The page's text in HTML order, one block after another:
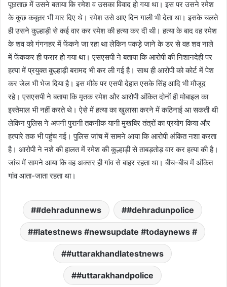
पूछताछ में उसने बताया कि रमेश व उसका विवाद हो गया था। इस पर उसने रमेश
के कुछ कबूतर भी मार दिए थे। रमेश उसे आए दिन गाली भी देता था। इसके चलते
ही उसने कुल्हाड़ी से कई वार कर रमेश की हत्या कर दी थी। हत्या के बाद वह रमेश
के शव को गंगनहर में फेंकने जा रहा था लेकिन पकड़े जाने के डर से वह शव नाले
में फेंककर ही फरार हो गया था। एसएसपी ने बताया कि आरोपी की निशानदेही पर
हत्या में प्रयुक्त कुल्हाड़ी बरामद भी कर ली गई है। साथ ही आरोपी को कोर्ट में पेश
कर जेल भी भेज दिया है। इस मौके पर एसपी देहात एसके सिंह आदि भी मौजूद
रहे। एसएसपी ने बताया कि मृतक रमेश और आरोपी अंकित दोनों ही मोबाइल का
इस्तेमाल भी नहीं करते थे। ऐसे में हत्या का खुलासा करने में कठिनाई आ सकती थी
लेकिन पुलिस ने अपनी पुरानी तकनीक यानी मुखबिर तंत्रों का प्रयोग किया और
हत्यारे तक भी पहुंच गई। पुलिस जांच में सामने आया कि आरोपी अंकित नशा करता
है। आरोपी ने नशे की हालत में रमेश की कुल्हाड़ी से ताबड़तोड़ वार कर हत्या की है।
जांच में सामने आया कि वह अक्सर ही गांव से बाहर रहता था। बीच-बीच में अंकित
गांव आता-जाता रहता था।
#dehradunnews #dehradunpolice
#latestnews #newsupdate #todaynews #
#uttarakhandlatestnews
#uttarakhandpolice